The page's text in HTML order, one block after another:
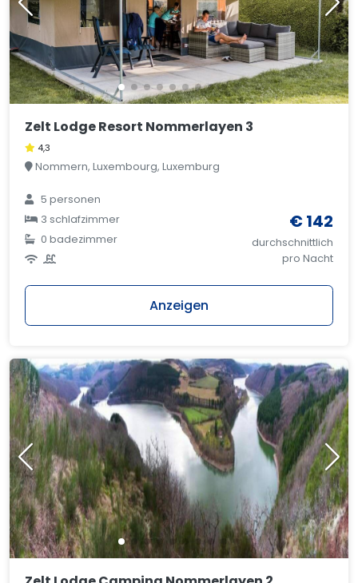
Zelt Lodge Resort Nommerlayen 3
4,3
Nommern, Luxembourg, Luxemburg
5 personen
3 schlafzimmer
0 badezimmer
€ 142
durchschnittlich
pro Nacht
Anzeigen